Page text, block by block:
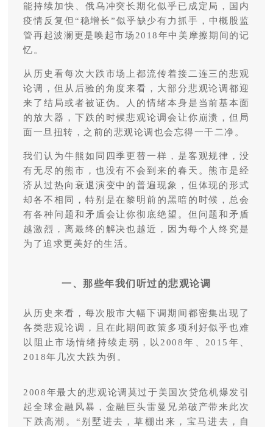
能持续加快、俄乌冲突长期化似乎已成定局，国内
疫情反复但“稳增长”似乎缺少有力抓手，中概股监
管再起波澜更是唤起市场2018年中美摩擦期间的记
忆。
从历史看每次大跌市场上都流传着接二连三的悲观
论调，但从后验的角度来看，大部分悲观论调都迎
来了结局或者被证伪。人的情绪本身是当前基本面
的放大器，下跌的时候悲观论调会让你崩溃，但局
面一旦扭转，之前的悲观论调也会忘得一干二净。
我们认为牛熊如同四季更替一样，是客观规律，没
有无尽的熊市，也没有不会到来的春天。熊市是经
济从过热向衰退演变中的普遍现象，但体现的形式
却各不相同，特别是在黎明前的黑暗的时候，总会
有各种问题和矛盾会让你彻底绝望。但问题和矛盾
越激烈，离最终的解决也越近，因为每个人终究是
为了追求更美好的生活。
一、那些年我们听过的悲观论调
从历史来看，每次股市大幅下调期间都密集出现了
各类悲观论调，且在此期间政策多项利好似乎也难
以阻止市场情绪持续走弱，以2008年、2015年、
2018年几次大跌为例。
2008年最大的悲观论调莫过于美国次贷危机爆发引
起全球金融风暴，金融巨头雷曼兄弟破产带来此次
下跌高潮。“别墅进去，草棚出来，宝马进去，自